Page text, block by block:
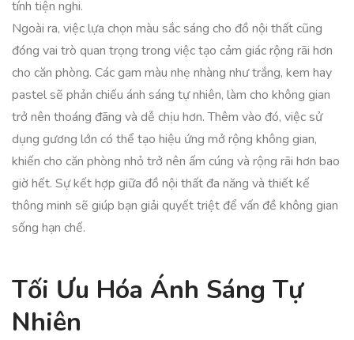
tính tiện nghi.
Ngoài ra, việc lựa chọn màu sắc sáng cho đồ nội thất cũng
đóng vai trò quan trọng trong việc tạo cảm giác rộng rãi hơn
cho căn phòng. Các gam màu nhẹ nhàng như trắng, kem hay
pastel sẽ phản chiếu ánh sáng tự nhiên, làm cho không gian
trở nên thoáng đãng và dễ chịu hơn. Thêm vào đó, việc sử
dụng gương lớn có thể tạo hiệu ứng mở rộng không gian,
khiến cho căn phòng nhỏ trở nên ấm cúng và rộng rãi hơn bao
giờ hết. Sự kết hợp giữa đồ nội thất đa năng và thiết kế
thông minh sẽ giúp bạn giải quyết triệt để vấn đề không gian
sống hạn chế.
Tối Ưu Hóa Ánh Sáng Tự
Nhiên